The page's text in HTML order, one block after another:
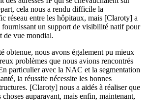
cela nous a rendu difficile la
réseau entre les hôpitaux, mais [Claroty] a
fournissant un support de visibilité natif pour
de vue mondial.
obtenue, nous avons également pu mieux
problèmes que nous avions rencontrés
particulier avec la NAC et la segmentation
la réussite nécessite les bonnes
[Claroty] nous a aidés à réaliser que
choses auparavant, mais enfin, maintenant,